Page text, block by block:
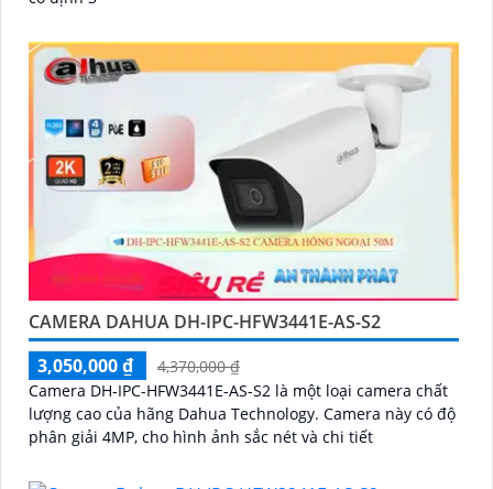
CAMERA DAHUA DH-IPC-HFW3441E-AS-S2
3,050,000 ₫
4,370,000 ₫
Camera DH-IPC-HFW3441E-AS-S2 là một loại camera chất
lượng cao của hãng Dahua Technology. Camera này có độ
phân giải 4MP, cho hình ảnh sắc nét và chi tiết